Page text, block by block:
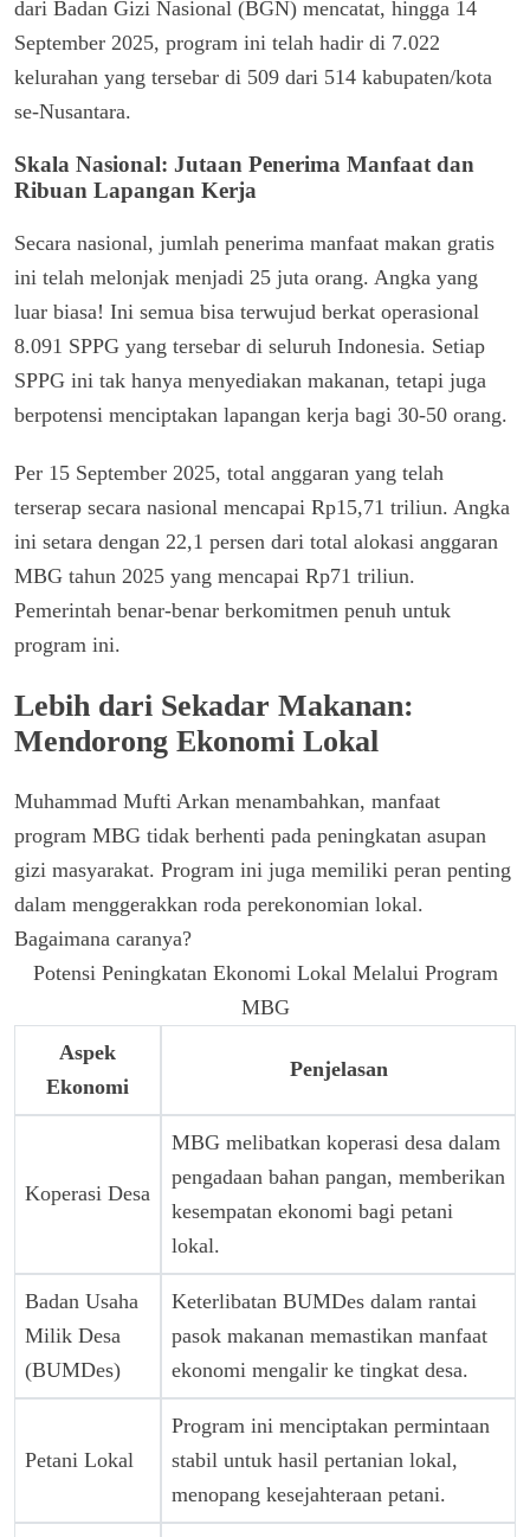
dari Badan Gizi Nasional (BGN) mencatat, hingga 14
September 2025, program ini telah hadir di 7.022
kelurahan yang tersebar di 509 dari 514 kabupaten/kota
se-Nusantara.
Skala Nasional: Jutaan Penerima Manfaat dan
Ribuan Lapangan Kerja
Secara nasional, jumlah penerima manfaat makan gratis
ini telah melonjak menjadi 25 juta orang. Angka yang
luar biasa! Ini semua bisa terwujud berkat operasional
8.091 SPPG yang tersebar di seluruh Indonesia. Setiap
SPPG ini tak hanya menyediakan makanan, tetapi juga
berpotensi menciptakan lapangan kerja bagi 30-50 orang.
Per 15 September 2025, total anggaran yang telah
terserap secara nasional mencapai Rp15,71 triliun. Angka
ini setara dengan 22,1 persen dari total alokasi anggaran
MBG tahun 2025 yang mencapai Rp71 triliun.
Pemerintah benar-benar berkomitmen penuh untuk
program ini.
Lebih dari Sekadar Makanan:
Mendorong Ekonomi Lokal
Muhammad Mufti Arkan menambahkan, manfaat
program MBG tidak berhenti pada peningkatan asupan
gizi masyarakat. Program ini juga memiliki peran penting
dalam menggerakkan roda perekonomian lokal.
Bagaimana caranya?
Potensi Peningkatan Ekonomi Lokal Melalui Program
MBG
Aspek
Ekonomi
Penjelasan
Koperasi Desa
MBG melibatkan koperasi desa dalam
pengadaan bahan pangan, memberikan
kesempatan ekonomi bagi petani
lokal.
Badan Usaha
Milik Desa
(BUMDes)
Keterlibatan BUMDes dalam rantai
pasok makanan memastikan manfaat
ekonomi mengalir ke tingkat desa.
Petani Lokal
Program ini menciptakan permintaan
stabil untuk hasil pertanian lokal,
menopang kesejahteraan petani.